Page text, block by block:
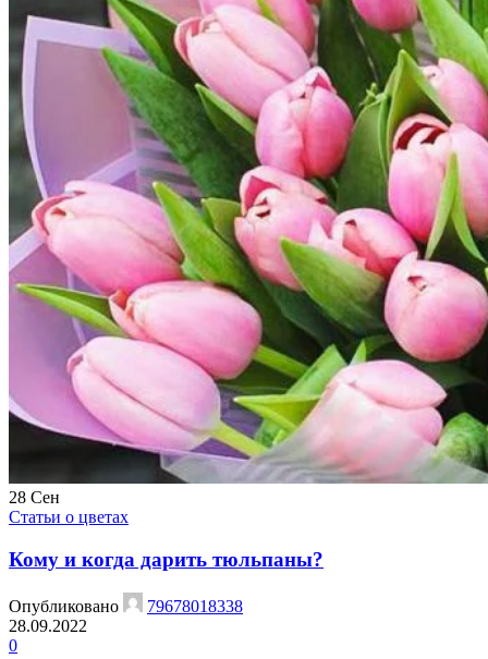
28 Сен
Статьи о цветах
Кому и когда дарить тюльпаны?
Опубликовано
79678018338
28.09.2022
0